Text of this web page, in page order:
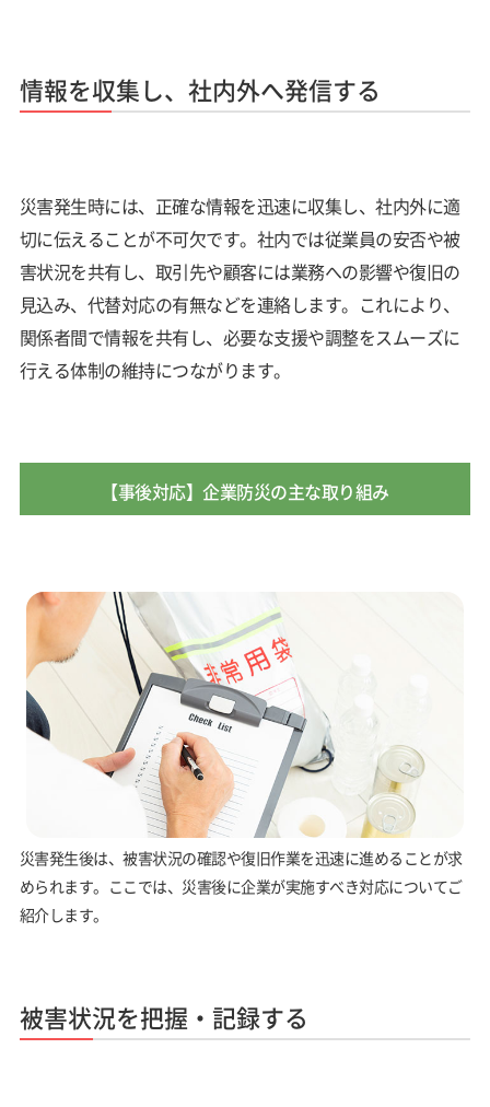
情報を収集し、社内外へ発信する
災害発生時には、正確な情報を迅速に収集し、社内外に適
切に伝えることが不可欠です。社内では従業員の安否や被
害状況を共有し、取引先や顧客には業務への影響や復旧の
見込み、代替対応の有無などを連絡します。これにより、
関係者間で情報を共有し、必要な支援や調整をスムーズに
行える体制の維持につながります。
【事後対応】企業防災の主な取り組み
災害発生後は、被害状況の確認や復旧作業を迅速に進めることが求
められます。ここでは、災害後に企業が実施すべき対応についてご
紹介します。
被害状況を把握・記録する